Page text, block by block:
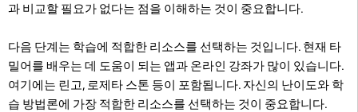
과 비교할 필요가 없다는 점을 이해하는 것이 중요합니다.
다음 단계는 학습에 적합한 리소스를 선택하는 것입니다. 현재 타
밀어를 배우는 데 도움이 되는 앱과 온라인 강좌가 많이 있습니다.
여기에는 린고, 로제타 스톤 등이 포함됩니다. 자신의 난이도와 학
습 방법론에 가장 적합한 리소스를 선택하는 것이 중요합니다.